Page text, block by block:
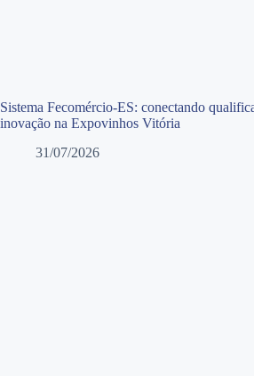
Sistema Fecomércio-ES: conectando
inovação na Expovinhos Vitória
31/07/2026